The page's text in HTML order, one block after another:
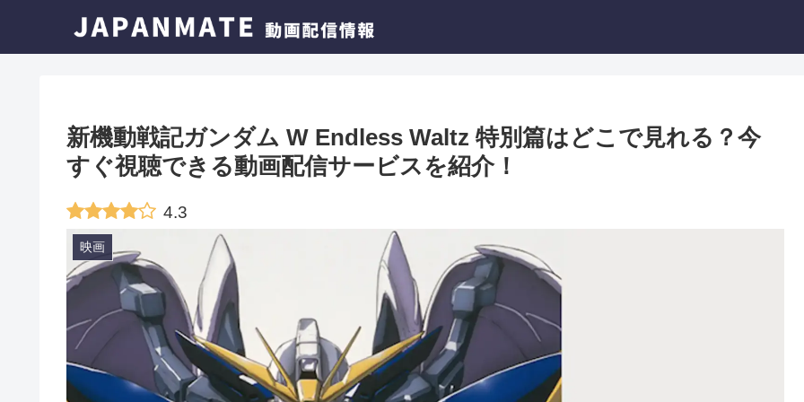
新機動戦記ガンダム W Endless Waltz 特別篇はどこで見れる？今
すぐ視聴できる動画配信サービスを紹介！
4.3
映画